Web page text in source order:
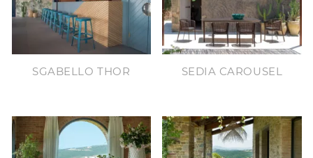
SGABELLO THOR SEDIA CAROUSEL